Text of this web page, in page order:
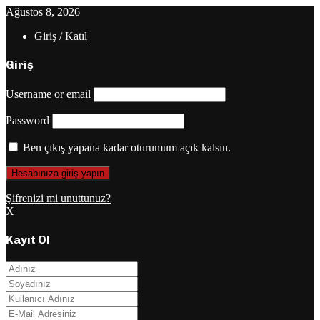
Ağustos 8, 2026
Giriş / Katıl
Giriş
Username or email
Password
Ben çıkış yapana kadar oturumum açık kalsın.
Şifrenizi mi unuttunuz?
X
Kayıt Ol